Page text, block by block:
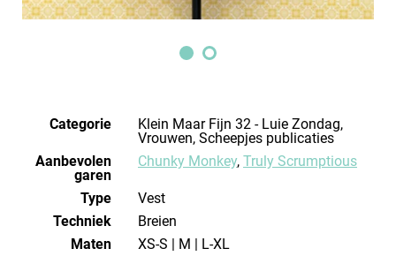
Categorie
Klein Maar Fijn 32 - Luie Zondag,
Vrouwen, Scheepjes publicaties
Aanbevolen
garen
Chunky Monkey, Truly Scrumptious
Type
Vest
Techniek
breien
Maten
XS-S | M | L-XL